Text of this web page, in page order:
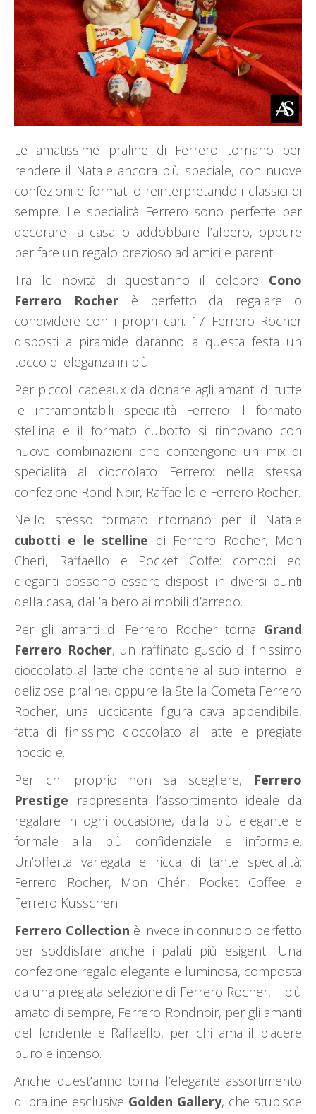
Le amatissime praline di Ferrero tornano per
rendere il Natale ancora più speciale, con nuove
confezioni e formati o reinterpretando i classici di
sempre. Le specialità Ferrero sono perfette per
decorare la casa o addobbare l’albero, oppure
per fare un regalo prezioso ad amici e parenti.
Tra le novità di quest’anno il celebre Cono
Ferrero Rocher è perfetto da regalare o
condividere con i propri cari. 17 Ferrero Rocher
disposti a piramide daranno a questa festa un
tocco di eleganza in più.
Per piccoli cadeaux da donare agli amanti di tutte
le intramontabili specialità Ferrero il formato
stellina e il formato cubotto si rinnovano con
nuove combinazioni che contengono un mix di
specialità al cioccolato Ferrero: nella stessa
confezione Rond Noir, Raffaello e Ferrero Rocher.
Nello stesso formato ritornano per il Natale
cubotti e le stelline di Ferrero Rocher, Mon
Cherì, Raffaello e Pocket Coffe: comodi ed
eleganti possono essere disposti in diversi punti
della casa, dall’albero ai mobili d’arredo.
Per gli amanti di Ferrero Rocher torna Grand
Ferrero Rocher, un raffinato guscio di finissimo
cioccolato al latte che contiene al suo interno le
deliziose praline, oppure la Stella Cometa Ferrero
Rocher, una luccicante figura cava appendibile,
fatta di finissimo cioccolato al latte e pregiate
nocciole.
Per chi proprio non sa scegliere, Ferrero
Prestige rappresenta l’assortimento ideale da
regalare in ogni occasione, dalla più elegante e
formale alla più confidenziale e informale.
Un’offerta variegata e ricca di tante specialità:
Ferrero Rocher, Mon Chéri, Pocket Coffee e
Ferrero Kusschen
Ferrero Collection è invece in connubio perfetto
per soddisfare anche i palati più esigenti. Una
confezione regalo elegante e luminosa, composta
da una pregiata selezione di Ferrero Rocher, il più
amato di sempre, Ferrero Rondnoir, per gli amanti
del fondente e Raffaello, per chi ama il piacere
puro e intenso.
Anche quest’anno torna l’elegante assortimento
di praline esclusive Golden Gallery, che stupisce